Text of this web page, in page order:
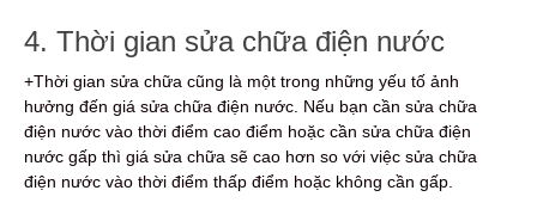
4. Thời gian sửa chữa điện nước
+Thời gian sửa chữa cũng là một trong những yếu tố ảnh
hưởng đến giá sửa chữa điện nước. Nếu bạn cần sửa chữa
điện nước vào thời điểm cao điểm hoặc cần sửa chữa điện
nước gấp thì giá sửa chữa sẽ cao hơn so với việc sửa chữa
điện nước vào thời điểm thấp điểm hoặc không cần gấp.